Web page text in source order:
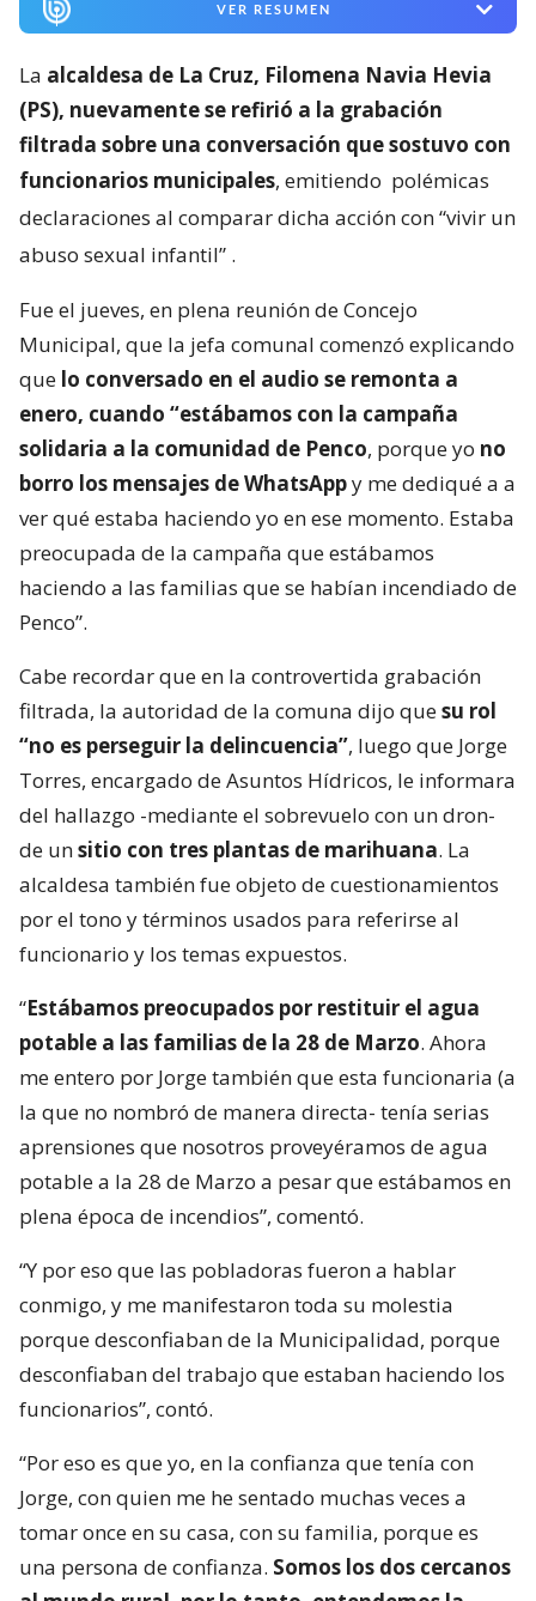
VER RESUMEN
La alcaldesa de La Cruz, Filomena Navia Hevia
(PS), nuevamente se refirió a la grabación
filtrada sobre una conversación que sostuvo con
funcionarios municipales, emitiendo polémicas
declaraciones al comparar dicha acción con “vivir un
abuso sexual infantil” .
Fue el jueves, en plena reunión de Concejo
Municipal, que la jefa comunal comenzó explicando
que lo conversado en el audio se remonta a
enero, cuando “estábamos con la campaña
solidaria a la comunidad de Penco, porque yo no
borro los mensajes de WhatsAppy me dediqué a a
ver qué estaba haciendo yo en ese momento. Estaba
preocupada de la campaña que estábamos
haciendo a las familias que se habían incendiado de
Penco”.
Cabe recordar que en la controvertida grabación
filtrada, la autoridad de la comuna dijo quesu rol
“no es perseguir la delincuencia”, luego que Jorge
Torres, encargado de Asuntos Hídricos, le informara
del hallazgo -mediante el sobrevuelo con un dron-
de unsitio con tres plantas de marihuana. La
alcaldesa también fue objeto de cuestionamientos
por el tono y términos usados para referirse al
funcionario y los temas expuestos.
“Estábamos preocupados por restituir el agua
potable a las familias de la 28 de Marzo. Ahora
me entero por Jorge también que esta funcionaria (a
la que no nombró de manera directa- tenía serias
aprensiones que nosotros proveyéramos de agua
potable a la 28 de Marzo a pesar que estábamos en
plena época de incendios”, comentó.
“Y por eso que las pobladoras fueron a hablar
conmigo, y me manifestaron toda su molestia
porque desconfiaban de la Municipalidad, porque
desconfiaban del trabajo que estaban haciendo los
funcionarios”, contó.
“Por eso es que yo, en la confianza que tenía con
Jorge, con quien me he sentado muchas veces a
tomar once en su casa, con su familia, porque es
una persona de confianza. Somos los dos cercanos